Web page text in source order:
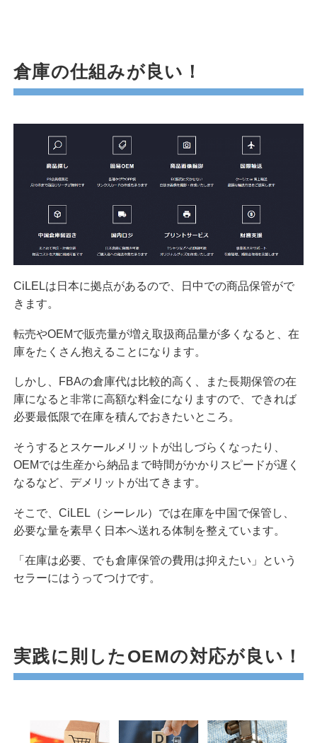
倉庫の仕組みが良い！
CiLELは日本に拠点があるので、日中での商品保管がで
きます。
転売やOEMで販売量が増え取扱商品量が多くなると、在
庫をたくさん抱えることになります。
しかし、FBAの倉庫代は比較的高く、また長期保管の在
庫になると非常に高額な料金になりますので、できれば
必要最低限で在庫を積んでおきたいところ。
そうするとスケールメリットが出しづらくなったり、
OEMでは生産から納品まで時間がかかりスピードが遅く
なるなど、デメリットが出てきます。
そこで、CiLEL（シーレル）では在庫を中国で保管し、
必要な量を素早く日本へ送れる体制を整えています。
「在庫は必要、でも倉庫保管の費用は抑えたい」という
セラーにはうってつけです。
実践に則したOEMの対応が良い！